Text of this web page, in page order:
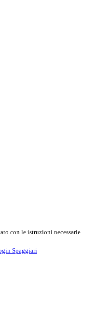
con le istruzioni necessarie.
Spaggiari